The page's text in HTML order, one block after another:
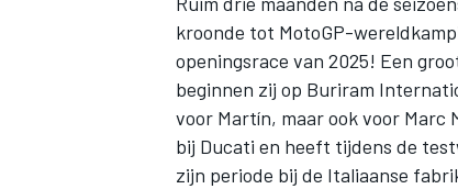
kroonde tot MotoGP-
openingsrace van 2025! Een
beginnen zij op Buriram
voor Martín, maar ook voor Marc
bij Ducati en heeft tijdens de
zijn periode bij de Italiaanse